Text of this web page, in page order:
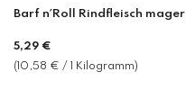
Barf n´Roll Rindfleisch mager
Normaler
Preis
5,29 €
(10,58 € / 1 Kilogramm)